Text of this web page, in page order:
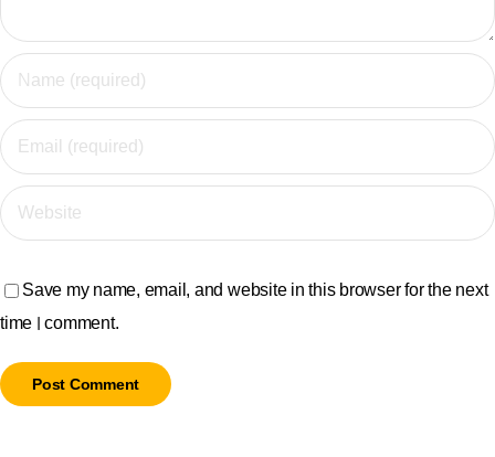
Save my name, email, and website in this browser for the next
time I comment.